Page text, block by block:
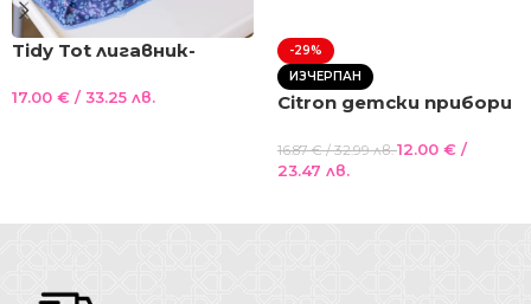
Tidy Tot лигавник-
вендузи НОВА
17.00 € / 33.25 лв.
-29%
ИЗЧЕРПАН
Citron детски прибори
стомана със
силиконов джоб
16.87€/ 32.99 лв.12.00 € /
23.47 лв.